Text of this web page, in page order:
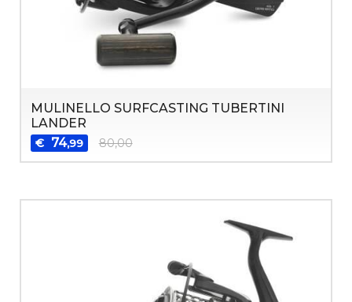
MULINELLO SURFCASTING TUBERTINI
LANDER
€ 74,99 80,00